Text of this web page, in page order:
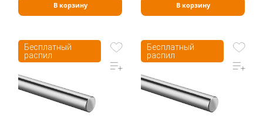
В корзину В корзину
Бесплатный
распил
Бесплатный
распил